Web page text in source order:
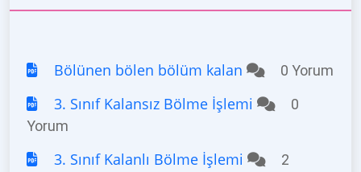
Bölünen bölen bölüm kalan 0 Yorum
3. Sınıf Kalansız Bölme İşlemi
0
Yorum
3. Sınıf Kalanlı Bölme İşlemi
2